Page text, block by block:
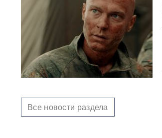
Мужская сборная России по
волейболу отказалась
участвовать в ЧМ-2027 в
Польше: названа причина
Индия отказалась от
российского Су-57Э: Нью-
поколения
Все новости раздела